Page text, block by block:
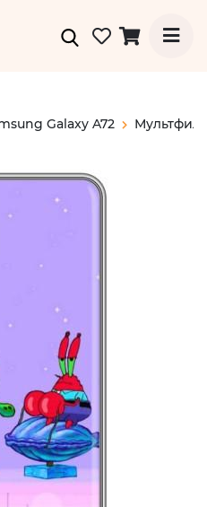
Galaxy A72